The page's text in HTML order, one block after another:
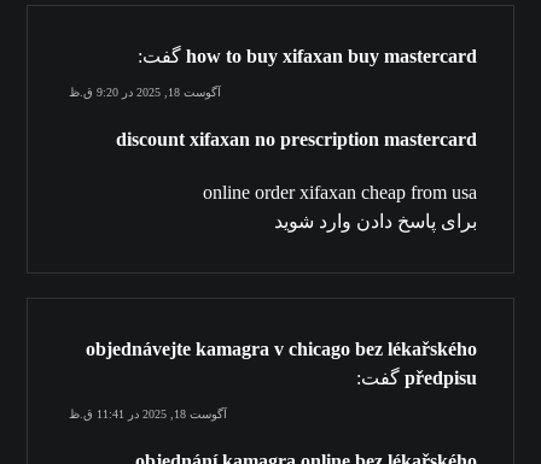
how to buy xifaxan buy mastercard گفت:
آگوست 18, 2025 در 9:20 ق.ظ
discount xifaxan no prescription mastercard
online order xifaxan cheap from usa
برای پاسخ دادن وارد شوید
objednávejte kamagra v chicago bez lékařského
předpisu گفت:
آگوست 18, 2025 در 11:41 ق.ظ